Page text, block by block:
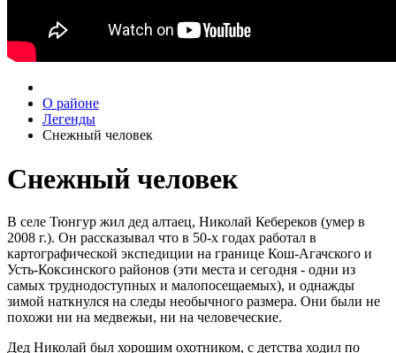
О районе
Легенды
Снежный человек
Снежный человек
В селе Тюнгур жил дед алтаец, Николай Кебереков (умер в
2008 г.). Он рассказывал что в 50-х годах работал в
картографической экспедиции на границе Кош-Агачского и
Усть-Коксинского районов (эти места и сегодня - одни из
самых труднодоступных и малопосещаемых), и однажды
зимой наткнулся на следы необычного размера. Они были не
похожи ни на медвежьи, ни на человеческие.
Дед Николай был хорошим охотником, с детства ходил по